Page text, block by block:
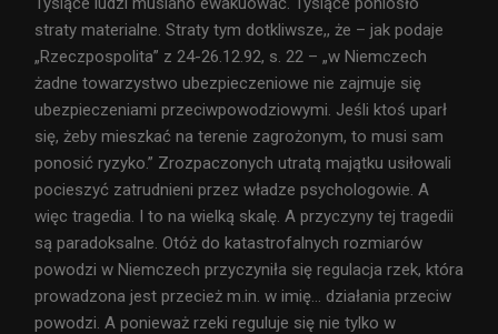
straty materialne. Straty tym dotkliwsze,, że – jak podaje
„Rzeczpospolita” z 24-26.12.92, s. 22 – „w Niemczech
żadne towarzystwo ubezpieczeniowe nie zajmuje się
ubezpieczeniami przeciwpowodziowymi. Jeśli ktoś uparł
się, żeby mieszkać na terenie zagrożonym, to musi sam
ponosić ryzyko.” Zrozpaczonych utratą majątku usiłowali
pocieszyć zatrudnieni przez władze psychologowie. A
więc tragedia. I to na wielką skalę. A przyczyny tej tragedii
są paradoksalne. Otóż do katastrofalnych rozmiarów
powodzi w Niemczech przyczyniła się regulacja rzek, która
prowadzona jest przecież m.in. w imię… działania przeciw
powodzi. A ponieważ rzeki reguluje się nie tylko w